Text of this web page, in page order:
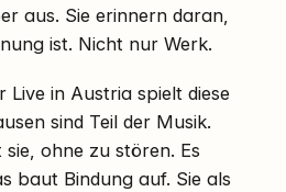
aus. Sie erinnern daran,
ist. Nicht nur Werk.
Live in Austria spielt diese
sind Teil der Musik.
ohne zu stören. Es
baut Bindung auf. Sie als